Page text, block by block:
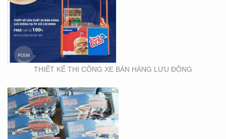
THIẾT KẾ THI CÔNG XE BÁN HÀNG LƯU ĐỘNG
THIẾT KẾ SẢN XUẤT TỜ
RƠI TOYOTA
THIẾT KẾ SẢN XUẤT
WOBLER ” TÀI CHÍNH